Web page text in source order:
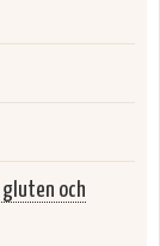
och